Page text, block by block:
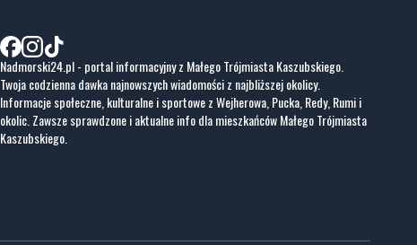
Nadmorski24.pl - portal informacyjny z Małego Trójmiasta Kaszubskiego.
Twoja codzienna dawka najnowszych wiadomości z najbliższej okolicy.
Informacje społeczne, kulturalne i sportowe z Wejherowa, Pucka, Redy, Rumi i
okolic. Zawsze sprawdzone i aktualne info dla mieszkańców Małego Trójmiasta
Kaszubskiego.